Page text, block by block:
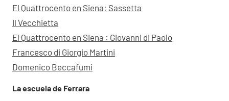
El Quattrocento en Siena: Sassetta
Il Vecchietta
El Quattrocento en Siena : Giovanni di Paolo
Francesco di Giorgio Martini
Domenico Beccafumi
La escuela de Ferrara